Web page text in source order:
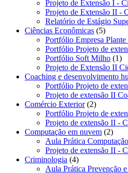
Projeto de Extensão I -
Projeto de Extensão II -
Relatório de Estágio
Ciências Econômicas 55
Portfólio Empresa Plante
Portfólio Projeto de
Portfólio Soft Milho 11
Projeto de Extensão II
Coaching e desenvolvimento
Portfólio Projeto de
Projeto de extensão II
Comércio Exterior 22
produtos
Portfólio Projeto de
Projeto de extensão II -
Computação em nuvem 22
Aula Prática
Projeto de extensão II -
Criminologia 44
produtos
Aula Prática Prevenção